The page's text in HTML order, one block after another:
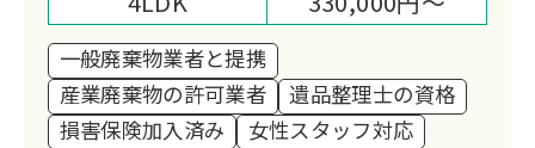
一般廃棄物業者と提携
産業廃棄物の許可業者
遺品整理士の資格
損害保険加入済み
女性スタッフ対応